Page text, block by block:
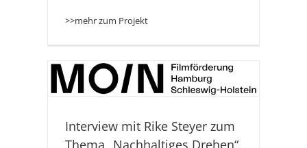
>>mehr zum Projekt
Interview mit Rike Steyer zum
Thema „Nachhaltiges Drehen“